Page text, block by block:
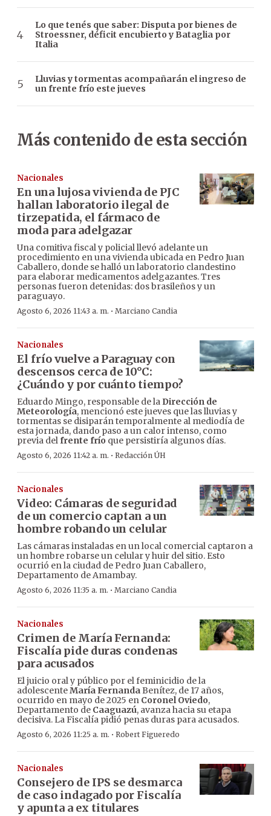
Lo que tenés que saber: Disputa por bienes de
Stroessner, déficit encubierto y Bataglia por
Italia
Lluvias y tormentas acompañarán el ingreso de
un frente frío este jueves
Más contenido de esta sección
Nacionales
En una lujosa vivienda de PJC
hallan laboratorio ilegal de
tirzepatida, el fármaco de
moda para adelgazar
Una comitiva fiscal y policial llevó adelante un
procedimiento en una vivienda ubicada en Pedro Juan
Caballero, donde se halló un laboratorio clandestino
para elaborar medicamentos adelgazantes. Tres
personas fueron detenidas: dos brasileños y un
paraguayo.
Agosto 6, 2026 11:43 a. m. · Marciano Candia
Nacionales
El frío vuelve a Paraguay con
descensos cerca de 10°C:
¿Cuándo y por cuánto tiempo?
Eduardo Mingo, responsable de la Dirección de
Meteorología, mencionó este jueves que las lluvias y
tormentas se disiparán temporalmente al mediodía de
esta jornada, dando paso a un calor intenso, como
previa delfrente frío que persistiría algunos días.
Agosto 6, 2026 11:42 a. m. · Redacción ÚH
Nacionales
Video: Cámaras de seguridad
de un comercio captan a un
hombre robando un celular
Las cámaras instaladas en un local comercial captaron a
un hombre robarse un celular y huir del sitio. Esto
ocurrió en la ciudad de Pedro Juan Caballero,
Departamento de Amambay.
Agosto 6, 2026 11:35 a. m. · Marciano Candia
Nacionales
Crimen de María Fernanda:
Fiscalía pide duras condenas
para acusados
El juicio oral y público por el feminicidio de la
adolescenteMaría FernandaBenítez, de 17 años,
ocurrido en mayo de 2025 en Coronel Oviedo,
Departamento de Caaguazú, avanza hacia su etapa
decisiva. La Fiscalía pidió penas duras para acusados.
Agosto 6, 2026 11:25 a. m. · Robert Figueredo
Nacionales
Consejero de IPS se desmarca
de caso indagado por Fiscalía
y apunta a ex titulares